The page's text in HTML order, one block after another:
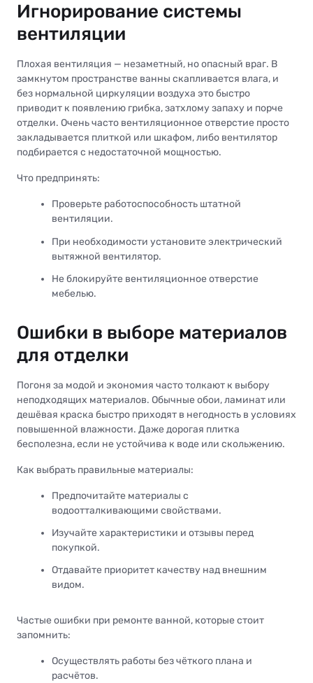
Игнорирование системы
вентиляции
Плохая вентиляция — незаметный, но опасный враг. В
замкнутом пространстве ванны скапливается влага, и
без нормальной циркуляции воздуха это быстро
приводит к появлению грибка, затхлому запаху и порче
отделки. Очень часто вентиляционное отверстие просто
закладывается плиткой или шкафом, либо вентилятор
подбирается с недостаточной мощностью.
Что предпринять:
Проверьте работоспособность штатной
вентиляции.
При необходимости установите электрический
вытяжной вентилятор.
Не блокируйте вентиляционное отверстие
мебелью.
Ошибки в выборе материалов
для отделки
Погоня за модой и экономия часто толкают к выбору
неподходящих материалов. Обычные обои, ламинат или
дешёвая краска быстро приходят в негодность в условиях
повышенной влажности. Даже дорогая плитка
бесполезна, если не устойчива к воде или скольжению.
Как выбрать правильные материалы:
Предпочитайте материалы с
водоотталкивающими свойствами.
Изучайте характеристики и отзывы перед
покупкой.
Отдавайте приоритет качеству над внешним
видом.
Частые ошибки при ремонте ванной, которые стоит
запомнить:
Осуществлять работы без чёткого плана и
расчётов.